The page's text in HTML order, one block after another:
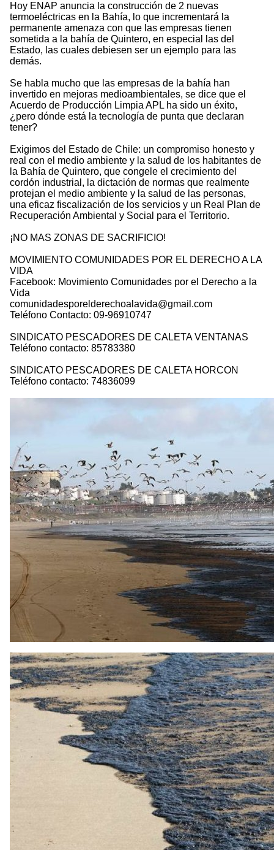
Hoy ENAP anuncia la construcción de 2 nuevas
termoeléctricas en la Bahía, lo que incrementará la
permanente amenaza con que las empresas tienen
sometida a la bahía de Quintero, en especial las del
Estado, las cuales debiesen ser un ejemplo para las
demás.
Se habla mucho que las empresas de la bahía han
invertido en mejoras medioambientales, se dice que el
Acuerdo de Producción Limpia APL ha sido un éxito,
¿pero dónde está la tecnología de punta que declaran
tener?
Exigimos del Estado de Chile: un compromiso honesto y
real con el medio ambiente y la salud de los habitantes de
la Bahía de Quintero, que congele el crecimiento del
cordón industrial, la dictación de normas que realmente
protejan el medio ambiente y la salud de las personas,
una eficaz fiscalización de los servicios y un Real Plan de
Recuperación Ambiental y Social para el Territorio.
¡NO MAS ZONAS DE SACRIFICIO!
MOVIMIENTO COMUNIDADES POR EL DERECHO A LA
VIDA
Facebook: Movimiento Comunidades por el Derecho a la
Vida
comunidadesporelderechoalavida@gmail.com
Teléfono Contacto: 09-96910747
SINDICATO PESCADORES DE CALETA VENTANAS
Teléfono contacto: 85783380
SINDICATO PESCADORES DE CALETA HORCON
Teléfono contacto: 74836099